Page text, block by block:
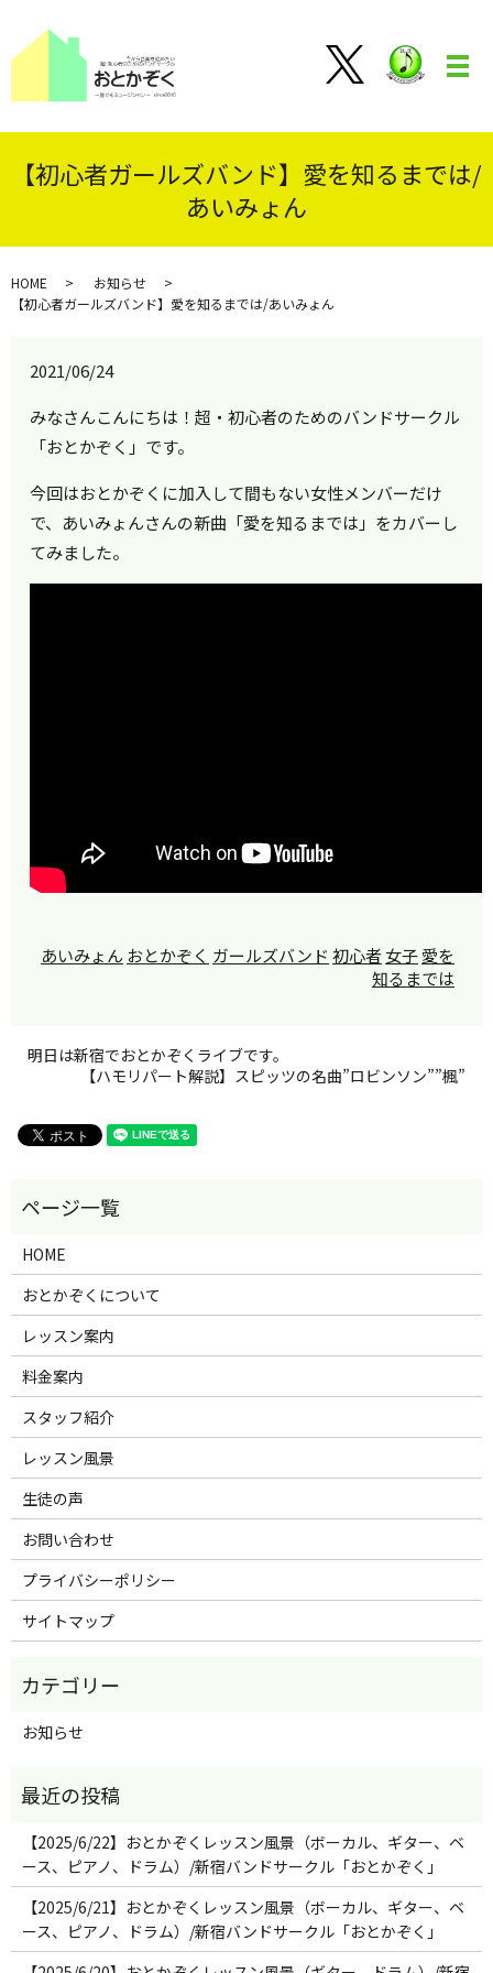
メ
【初心者ガールズバンド】愛を知るまでは/
あいみょん
HOME
お知らせ
【初心者ガールズバンド】愛を知るまでは/あいみょん
2021/06/24
みなさんこんにちは！超・初心者のためのバンドサークル
「おとかぞく」です。
今回はおとかぞくに加入して間もない女性メンバーだけ
で、あいみょんさんの新曲「愛を知るまでは」をカバーし
てみました。
あいみょん おとかぞく ガールズバンド 初心者女子愛を
知るまでは
明日は新宿でおとかぞくライブです。
【ハモリパート解説】スピッツの名曲”ロビンソン””楓”
HOME
おとかぞくについて
レッスン案内
料金案内
スタッフ紹介
レッスン風景
生徒の声
お問い合わせ
プライバシーポリシー
サイトマップ
お知らせ
【2025/6/22】おとかぞくレッスン風景（ボーカル、ギター、ベ
ース、ピアノ、ドラム）/新宿バンドサークル「おとかぞく」
【2025/6/21】おとかぞくレッスン風景（ボーカル、ギター、ベ
ース、ピアノ、ドラム）/新宿バンドサークル「おとかぞく」